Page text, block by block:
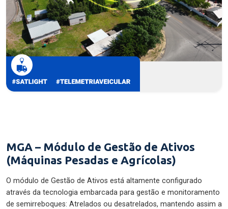
MGA – Módulo de Gestão de Ativos
(Máquinas Pesadas e Agrícolas)
O módulo de Gestão de Ativos está altamente configurado
através da tecnologia embarcada para gestão e monitoramento
de semirreboques: Atrelados ou desatrelados, mantendo assim a